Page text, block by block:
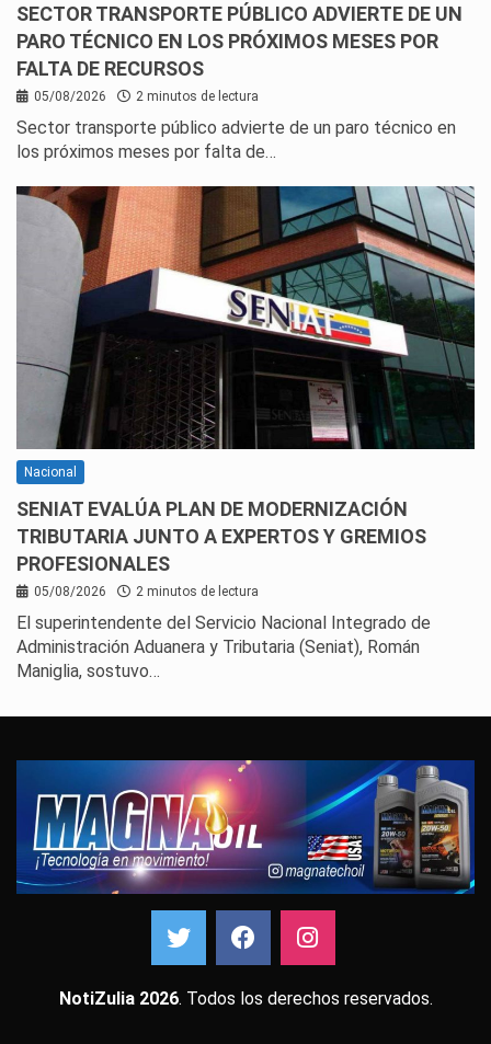
SECTOR TRANSPORTE PÚBLICO ADVIERTE DE UN
PARO TÉCNICO EN LOS PRÓXIMOS MESES POR
FALTA DE RECURSOS
05/08/2026 2 minutos de lectura
Sector transporte público advierte de un paro técnico en
los próximos meses por falta de…
Nacional
SENIAT EVALÚA PLAN DE MODERNIZACIÓN
TRIBUTARIA JUNTO A EXPERTOS Y GREMIOS
PROFESIONALES
05/08/2026 2 minutos de lectura
El superintendente del Servicio Nacional Integrado de
Administración Aduanera y Tributaria (Seniat), Román
Maniglia, sostuvo…
NotiZulia 2026. Todos los derechos reservados.